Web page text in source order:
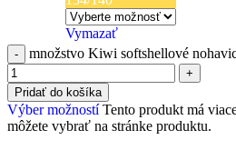
Vymazať
množstvo Kiwi softshellové
Pridať do košíka
Výber možností Tento produkt má
môžete vybrať na stránke produktu.